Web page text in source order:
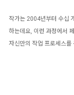
작가는 2004년부터 수십
하는데요, 이런 과정에서
자신만의 작업 프로세스를